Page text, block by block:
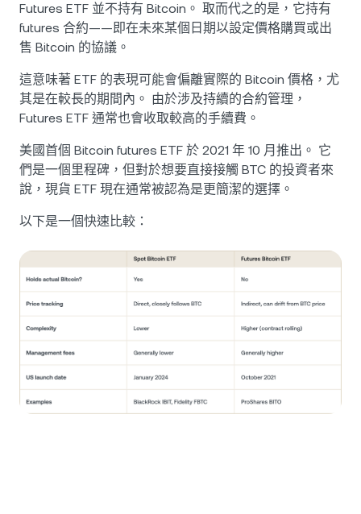
Futures ETF 並不持有 Bitcoin。 取而代之的是，它持有
futures 合約——即在未來某個日期以設定價格購買或出
售 Bitcoin 的協議。
這意味著 ETF 的表現可能會偏離實際的 Bitcoin 價格，尤
其是在較長的期間內。 由於涉及持續的合約管理，
Futures ETF 通常也會收取較高的手續費。
美國首個 Bitcoin futures ETF 於 2021 年 10 月推出。 它
們是一個里程碑，但對於想要直接接觸 BTC 的投資者來
說，現貨 ETF 現在通常被認為是更簡潔的選擇。
以下是一個快速比較：